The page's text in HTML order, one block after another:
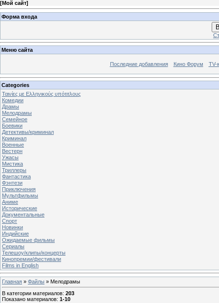
[Мой сайт]
Форма входа
Меню сайта
Последние добавления Кино Форум TV-
Categories
Ταινίες με Ελληνικούς υπότιτλους
Комедии
Драмы
Мелодрамы
Семейное
Боевики
Детективы/криминал
Криминал
Военные
Вестерн
Ужасы
Мистика
Триллеры
Фантастика
Фэнтези
Приключения
Мультфильмы
Аниме
Исторические
Документальные
Спорт
Новинки
Индийские
Ожидаемые фильмы
Сериалы
Телешоу/клипы/концерты
Кинопремии/фестивали
Films in English
Главная » Файлы » Мелодрамы
В категории материалов: 203
Показано материалов: 1-10